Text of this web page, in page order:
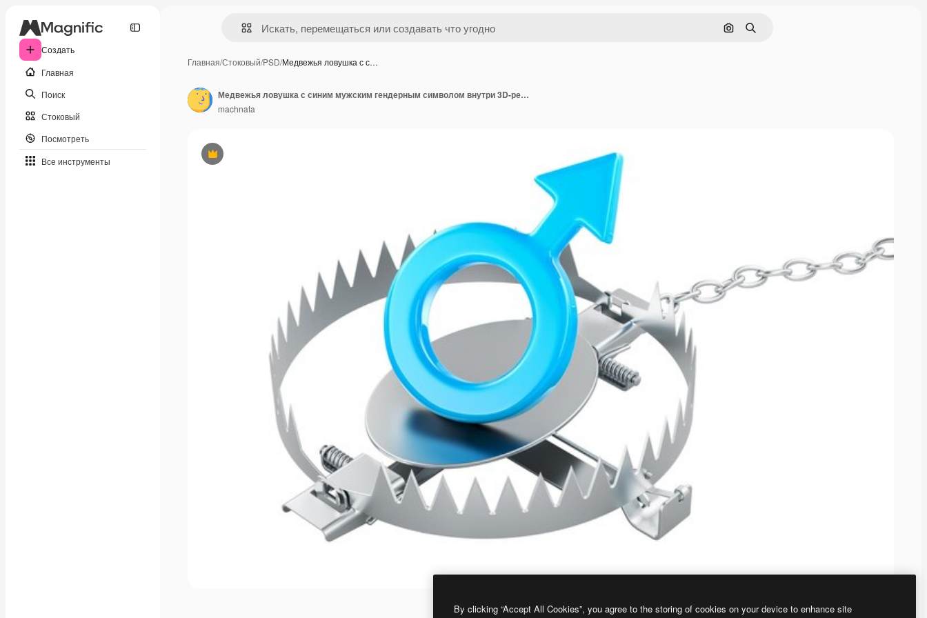
Создать
Главная
Поиск
Стоковый
Посмотреть
Все инструменты
Поиск по изображению
Поиск
Главная/Стоковый/PSD/Медвежья ловушка с с…
Премиум
Медвежья ловушка с синим мужским гендерным символом внутри 3D-рендеринга, изолированного на прозрачном фоне
machnata
By clicking “Accept All Cookies”, you agree to the storing of cookies on your device to enhance site